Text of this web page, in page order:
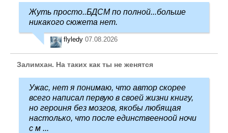
Жуть просто..БДСМ по полной...больше
никакого сюжета нет.
flyledy 07.08.2026
Залимхан. На таких как ты не женятся
Ужас, нет я понимаю, что автор скорее
всего написал первую в своей жизни книгу,
но героиня без мозгов, якобы любящая
настолько, что после единствееноой ночи
с м ...